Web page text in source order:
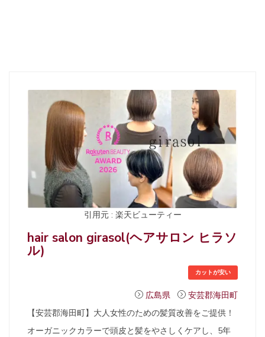
引用元 : 楽天ビューティー
hair salon girasol(ヘアサロン ヒラソ
ル)
カットが安い
広島県
安芸郡海田町
【安芸郡海田町】大人女性のための髪質改善をご提供！
オーガニックカラーで頭皮と髪をやさしくケアし、5年